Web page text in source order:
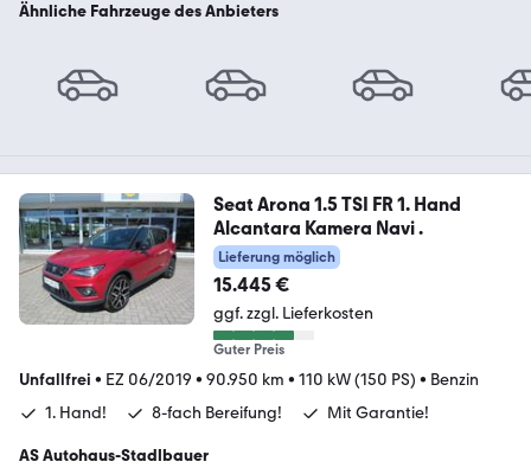
Ähnliche Fahrzeuge des Anbieters
Seat Arona 1.5 TSI FR 1. Hand
Alcantara Kamera Navi .
Lieferung möglich
15.445 €
ggf. zzgl. Lieferkosten
Guter Preis
Unfallfrei • EZ 06/2019 • 90.950 km • 110 kW (150 PS) • Benzin
1. Hand!
8-fach Bereifung! Mit Garantie!
AS Autohaus-Stadlbauer